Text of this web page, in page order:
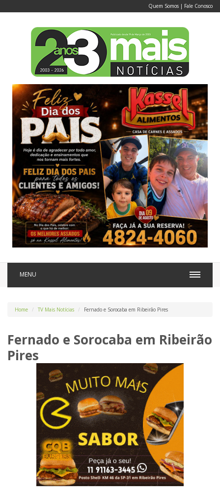
Quem Somos | Fale Conosco
MENU
Home TV Mais Notícias Fernado e Sorocaba em Ribeirão Pires
Fernado e Sorocaba em Ribeirão
Pires